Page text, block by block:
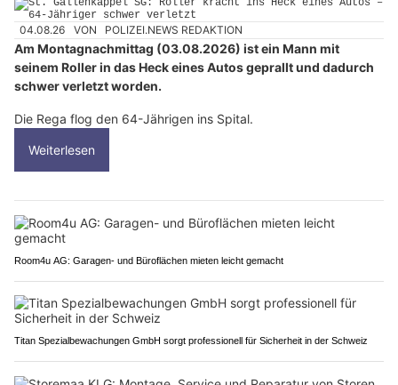
04.08.26 VON POLIZEI.NEWS REDAKTION
Am Montagnachmittag (03.08.2026) ist ein Mann mit
seinem Roller in das Heck eines Autos geprallt und dadurch
schwer verletzt worden.
Die Rega flog den 64-Jährigen ins Spital.
Weiterlesen
Room4u AG: Garagen- und Büroflächen mieten leicht gemacht
Titan Spezialbewachungen GmbH sorgt professionell für Sicherheit in der Schweiz